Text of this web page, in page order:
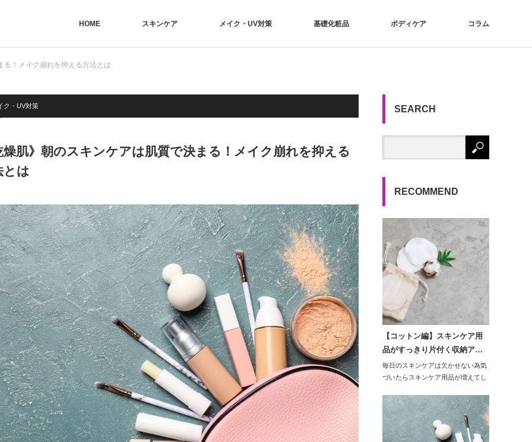
HOME スキンケア メイク・UV対策 基礎化粧品 ボディケア コラム
る！メイク崩れを抑える方法とは
ク・UV対策
燥肌》朝のスキンケアは肌質で決まる！メイク崩れを抑える
とは
SEARCH
RECOMMEND
【コットン編】スキンケア用
品がすっきり片付く収納ア…
毎日のスキンケアは欠かせない為気
づいたらスキンケア用品が増えてし